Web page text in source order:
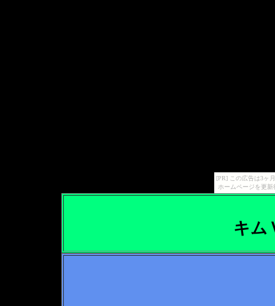
[PR] この広告は3ヶ
ホームページを更
キム